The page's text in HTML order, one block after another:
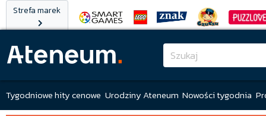
Strefa marek
Tygodniowe hity cenowe Urodziny Ateneum Nowości tygodnia